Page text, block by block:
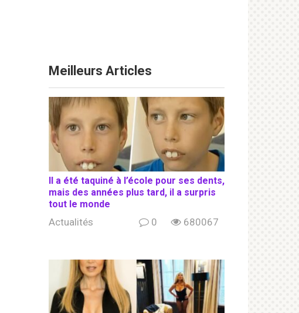
Meilleurs Articles
Il a été taquiné à l’école pour ses dents,
mais des années plus tard, il a surpris
tout le monde
Actualités 0 680067